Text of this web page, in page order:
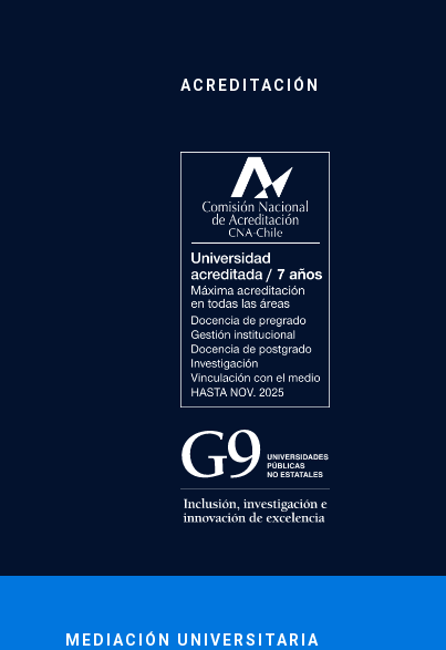
ACREDITACIÓN
MEDIACIÓN UNIVERSITARIA